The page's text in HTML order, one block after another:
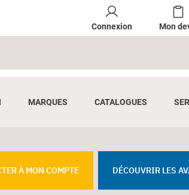
Connexion Mon
MARQUES CATALOGUES
À MON COMPTE DÉCOUVRIR LES